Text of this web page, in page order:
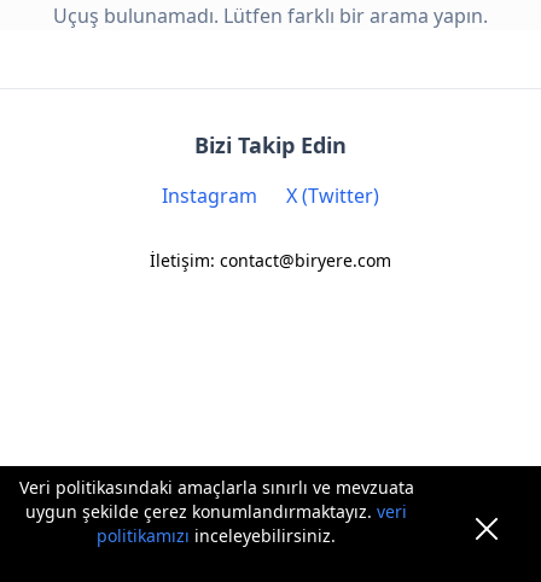
Veri politikasındaki amaçlarla sınırlı ve mevzuata
uygun şekilde çerez konumlandırmaktayız.veri
politikamızı inceleyebilirsiniz.
Uçuş bulunamadı. Lütfen farklı bir arama yapın.
Bizi Takip Edin
Instagram X (Twitter)
İletişim: contact@biryere.com